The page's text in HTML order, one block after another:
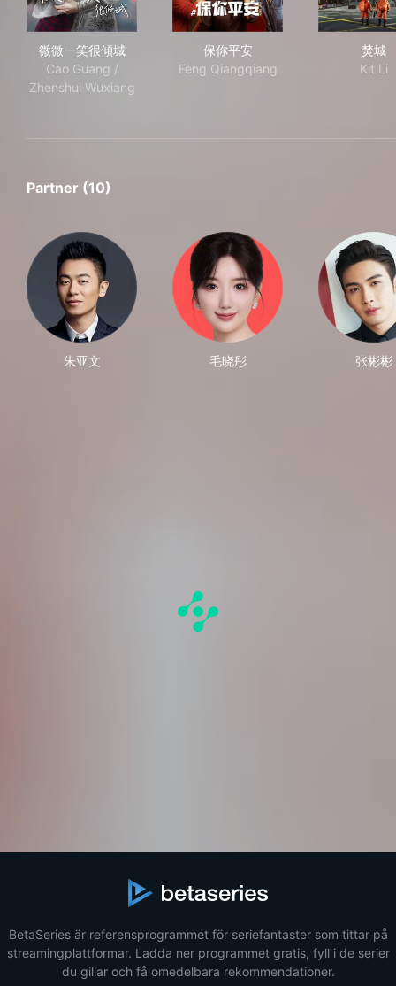
微微一笑很傾城
Cao Guang /
Zhenshui Wuxiang
保你平安
Feng Qiangqiang
焚城
Kit Li
Partner (10)
朱亚文 毛晓彤 张彬彬
BetaSeries är referensprogrammet för seriefantaster som tittar på
streamingplattformar. Ladda ner programmet gratis, fyll i de serier
du gillar och få omedelbara rekommendationer.